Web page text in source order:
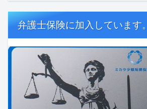
弁護士保険に加入しています。